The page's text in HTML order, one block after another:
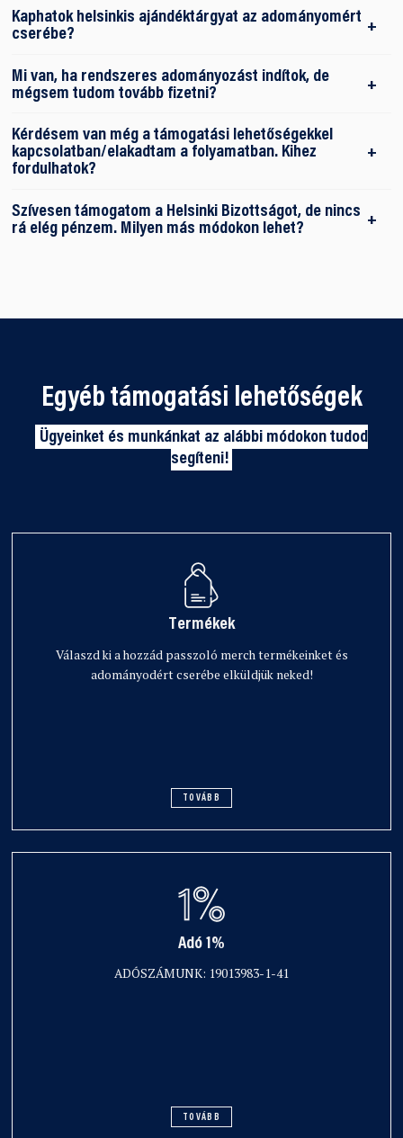
Kaphatok helsinkis ajándéktárgyat az adományomért
cserébe?
Mi van, ha rendszeres adományozást indítok, de
mégsem tudom tovább fizetni?
Kérdésem van még a támogatási lehetőségekkel
kapcsolatban/elakadtam a folyamatban. Kihez
fordulhatok?
Szívesen támogatom a Helsinki Bizottságot, de nincs
rá elég pénzem. Milyen más módokon lehet?
Egyéb támogatási lehetőségek
Ügyeinket és munkánkat az alábbi módokon tudod
segíteni!
Termékek
Válaszd ki a hozzád passzoló merch termékeinket és
adományodért cserébe elküldjük neked!
TOVÁBB
Adó 1%
ADÓSZÁMUNK: 19013983-1-41
TOVÁBB